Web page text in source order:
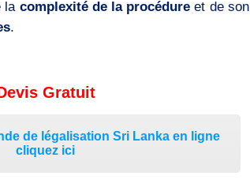
la complexité de la procédure et de son
.
Gratuit
de légalisation Sri Lanka en ligne
cliquez ici